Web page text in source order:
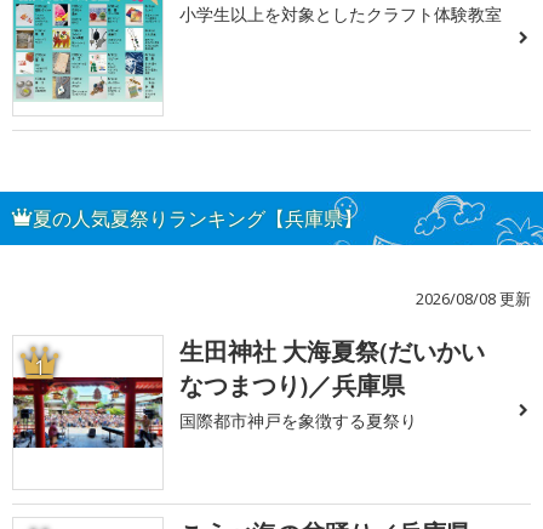
小学生以上を対象としたクラフト体験教室
夏の人気夏祭りランキング【兵庫県】
2026/08/08 更新
1
生田神社 大海夏祭(だいかい
なつまつり)／兵庫県
国際都市神戸を象徴する夏祭り